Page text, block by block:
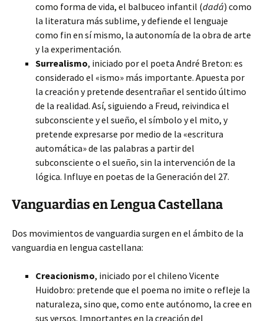
como forma de vida, el balbuceo infantil (dadá) como
la literatura más sublime, y defiende el lenguaje
como fin en sí mismo, la autonomía de la obra de arte
y la experimentación.
Surrealismo, iniciado por el poeta André Breton: es
considerado el «ismo» más importante. Apuesta por
la creación y pretende desentrañar el sentido último
de la realidad. Así, siguiendo a Freud, reivindica el
subconsciente y el sueño, el símbolo y el mito, y
pretende expresarse por medio de la «escritura
automática» de las palabras a partir del
subconsciente o el sueño, sin la intervención de la
lógica. Influye en poetas de la Generación del 27.
Vanguardias en Lengua Castellana
Dos movimientos de vanguardia surgen en el ámbito de la
vanguardia en lengua castellana:
Creacionismo, iniciado por el chileno Vicente
Huidobro: pretende que el poema no imite o refleje la
naturaleza, sino que, como ente autónomo, la cree en
sus versos. Importantes en la creación del